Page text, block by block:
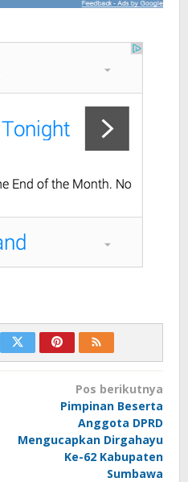
Pos berikutnya
Pimpinan Beserta
Anggota DPRD
Mengucapkan Dirgahayu
Ke-62 Kabupaten
Sumbawa